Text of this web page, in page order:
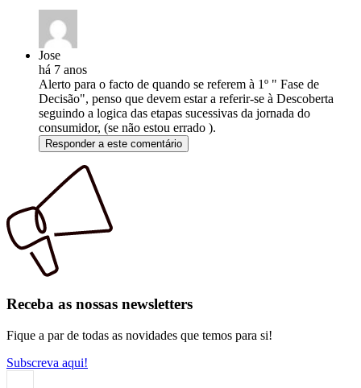
Jose
há 7 anos
Alerto para o facto de quando se referem à 1º " Fase de
Decisão", penso que devem estar a referir-se à Descoberta
seguindo a logica das etapas sucessivas da jornada do
consumidor, (se não estou errado ).
Responder a este comentário
Receba as nossas newsletters
Fique a par de todas as novidades que temos para si!
Subscreva aqui!